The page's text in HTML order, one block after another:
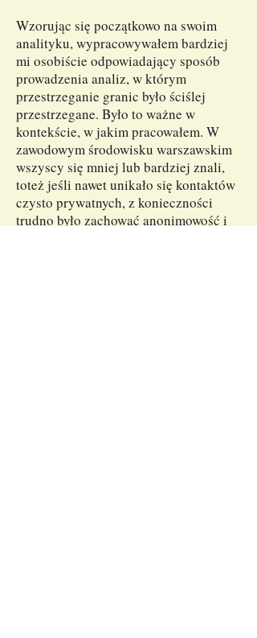
Wzorując się początkowo na swoim
analityku, wypracowywałem bardziej
mi osobiście odpowiadający sposób
prowadzenia analiz, w którym
przestrzeganie granic było ściślej
przestrzegane. Było to ważne w
kontekście, w jakim pracowałem. W
zawodowym środowisku warszawskim
wszyscy się mniej lub bardziej znali,
toteż jeśli nawet unikało się kontaktów
czysto prywatnych, z konieczności
trudno było zachować anonimowość i